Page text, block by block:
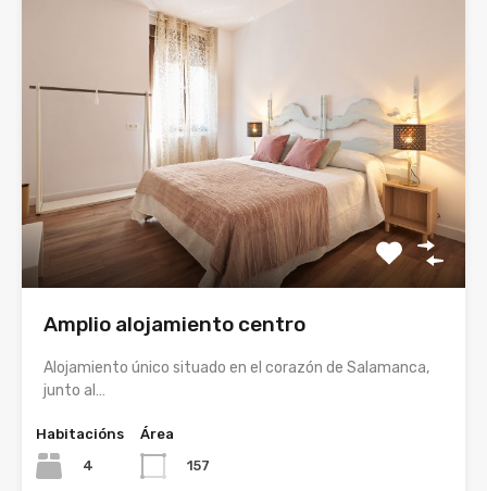
Amplio alojamiento centro
Alojamiento único situado en el corazón de Salamanca,
junto al…
Habitacións
4
Área
157